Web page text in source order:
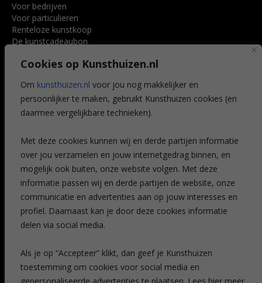
Cookies op Kunsthuizen.nl
Om kunsthuizen.nl voor jou nog makkelijker en
persoonlijker te maken, gebruikt Kunsthuizen cookies (en
daarmee vergelijkbare technieken).
Met deze cookies kunnen wij en derde partijen informatie
over jou verzamelen en jouw internetgedrag binnen, en
mogelijk ook buiten, onze website volgen. Met deze
informatie passen wij en derde partijen de website, onze
communicatie en advertenties aan op jouw interesses en
profiel. Daarnaast kan je door deze cookies informatie
delen via social media.
Als je op “Accepteer” klikt, dan geef je Kunsthuizen
toestemming om cookies voor social media en
Voor bedrijven
Voor particulieren
Renteloze kunstkoop
De kunstcadeaubon
Voordelen
Veelgestelde vragen
CONTACT
Leiden
Amsterdam
Breda
Favorieten
Mijn art alert
NIEUWSBRIEF